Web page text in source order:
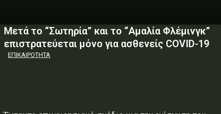
Μετά το “Σωτηρία” και το “Aμαλία Φλέμινγκ”
επιστρατεύεται μόνο για ασθενείς COVID-19
ΕΠΙΚΑΙΡΟΤΗΤΑ